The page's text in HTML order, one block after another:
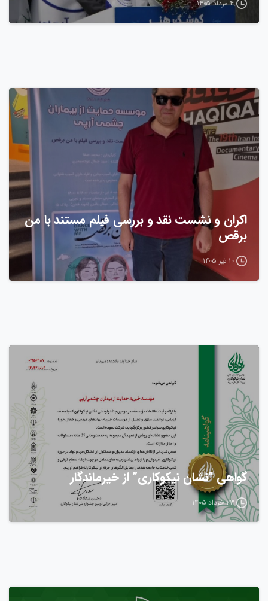
۴ مرداد ۱۴۰۵
اکران و نشست نقد و بررسی فیلم مستند با من
برقص
۱۰ تیر ۱۴۰۵
گواهی “نشان نیکوکاری” از خیرماندگار
۲۳ خرداد ۱۴۰۵